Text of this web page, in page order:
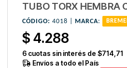
TUBO TORX HEMBRA
CÓDIGO: 4018 | MARCA:
$ 4.288
6 cuotas sin interés de $714,71
Envíos a todo el País